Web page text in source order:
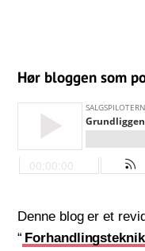
Hør bloggen som
Denne blog er et
“ Forhandlingsteknik